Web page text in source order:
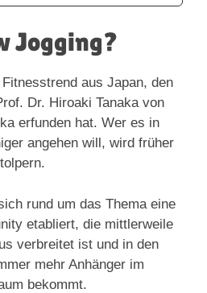
Jogging?
aus Japan, den
Dr. Hiroaki Tanaka von
erfunden hat. Wer es in
angehen will, wird früher
rund um das Thema eine
etabliert, die mittlerweile
verbreitet ist und in den
mehr Anhänger im
bekommt.